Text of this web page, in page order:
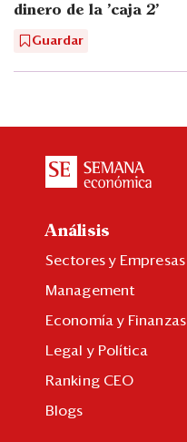
dinero de la 'caja 2'
Guardar
Análisis
Sectores y Empresas
Management
Economía y Finanzas
Legal y Política
Ranking CEO
Blogs